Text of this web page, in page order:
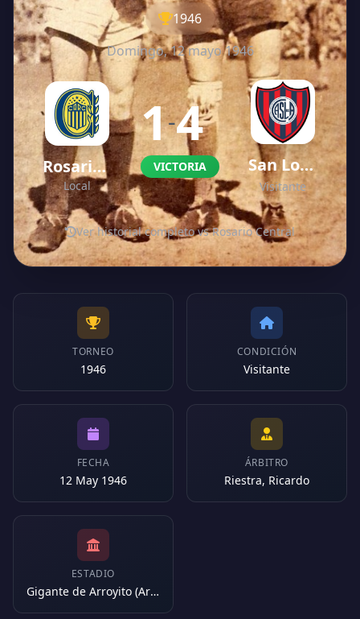
1946
Domingo, 12 mayo 1946
Rosario Central
Local
1-4
VICTORIA San Lorenzo
Visitante
Ver historial completo vs Rosario Central
TORNEO
1946
CONDICIÓN
Visitante
FECHA
12 May 1946
ÁRBITRO
Riestra, Ricardo
ESTADIO
Gigante de Arroyito (Argentina)